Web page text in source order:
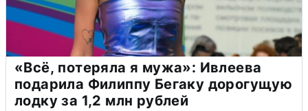
«Всё, потеряла я мужа»: Ивлеева
подарила Филиппу Бегаку дорогущую
лодку за 1,2 млн рублей